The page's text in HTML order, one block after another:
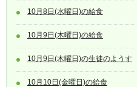
10月8日(水曜日)の給食
10月9日(木曜日)の給食
10月9日(木曜日)の生徒のようす
10月10日(金曜日)の給食